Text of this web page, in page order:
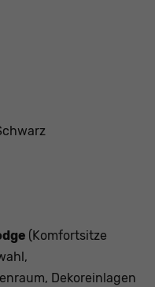
(Komfortsitze
Dekoreinlagen